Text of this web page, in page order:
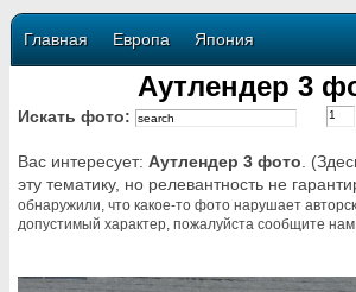
Главная Европа Япония
Аутлендер 3
Искать фото:
Вас интересует: Аутлендер 3 фото .
эту тематику, но релевантность не
обнаружили, что какое-то фото нарушает
допустимый характер, пожалуйста сообщите нам